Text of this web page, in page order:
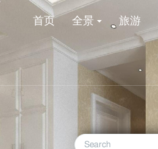
首页 全景 旅游